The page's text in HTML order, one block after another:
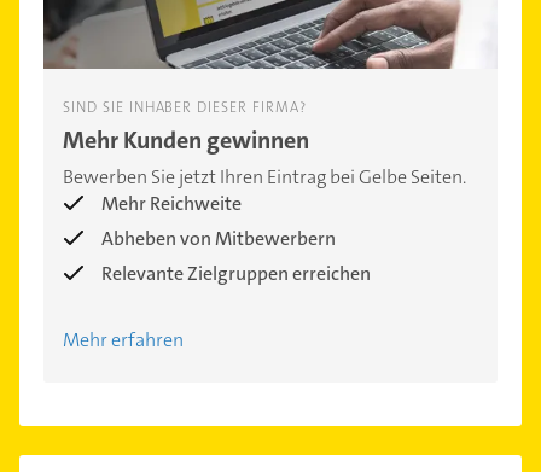
SIND SIE INHABER DIESER FIRMA?
Mehr Kunden gewinnen
Bewerben Sie jetzt Ihren Eintrag bei Gelbe Seiten.
Mehr Reichweite
Abheben von Mitbewerbern
Relevante Zielgruppen erreichen
Mehr erfahren